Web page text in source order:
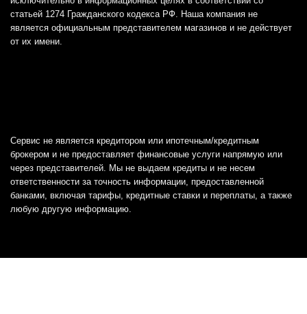
статьей 1274 Гражданского кодекса РФ. Наша компания не
является официальным представителем магазинов и не действует
от их имени.
Сервис не является кредитором или ипотечным/кредитным
брокером и не предоставляет финансовые услуги напрямую или
через представителей. Мы не выдаем кредиты и не несем
ответственности за точность информации, предоставленной
банками, включая тарифы, кредитные ставки и переплаты, а также
любую другую информацию.